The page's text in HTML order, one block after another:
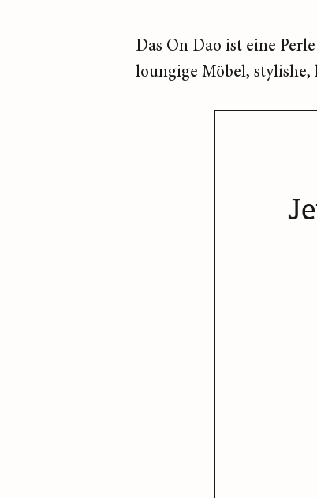
Das On Dao ist eine
loungige Möbel, stylishe,